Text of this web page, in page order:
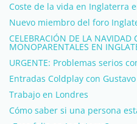
Coste de la vida en Inglaterra
Nuevo miembro del foro
CELEBRACIÓN DE LA NAVIDAD
MONOPARENTALES EN
URGENTE: Problemas serios
Entradas Coldplay con
Trabajo en Londres
Cómo saber si una persona